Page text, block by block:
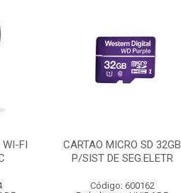
WI-FI
CARTAO MICRO SD 32GB
P/SIST DE SEG.ELETR
Código: 600162